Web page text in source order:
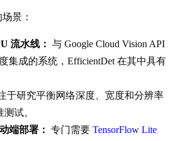
景：
流水线： 与 Google Cloud Vision API
集成的系统，EfficientDet 在其中具有
于研究平衡网络深度、宽度和分辨率
试。
端部署： 专门需要 TensorFlow Lite